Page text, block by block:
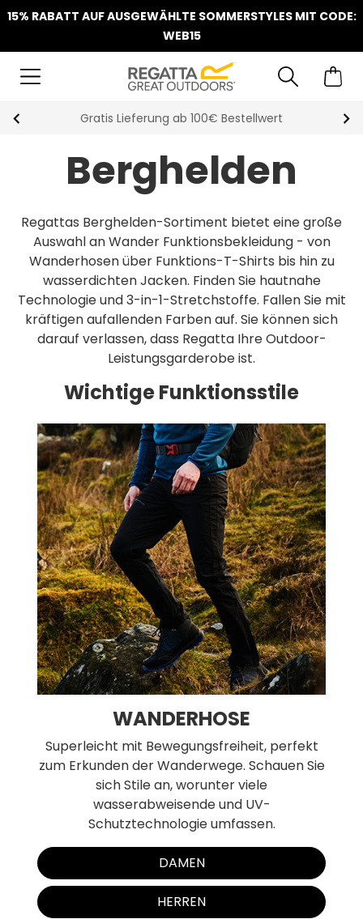
15% RABATT AUF AUSGEWÄHLTE SOMMERSTYLES MIT CODE:
WEB15
Klarna Sofortüberweisung & Rechnung verfügbar
Berghelden
Regattas Berghelden-Sortiment bietet eine große
Auswahl an Wander Funktionsbekleidung - von
Wanderhosen über Funktions-T-Shirts bis hin zu
wasserdichten Jacken. Finden Sie hautnahe
Technologie und 3-in-1-Stretchstoffe. Fallen Sie mit
kräftigen aufallenden Farben auf. Sie können sich
darauf verlassen, dass Regatta Ihre Outdoor-
Leistungsgarderobe ist.
Wichtige Funktionsstile
WANDERHOSE
Superleicht mit Bewegungsfreiheit, perfekt
zum Erkunden der Wanderwege. Schauen Sie
sich Stile an, worunter viele
wasserabweisende und UV-
Schutztechnologie umfassen.
DAMEN
HERREN